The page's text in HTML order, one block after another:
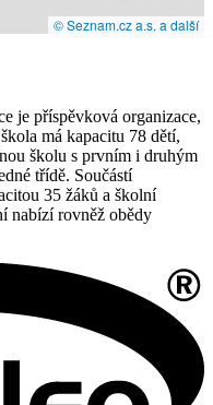
© Seznam.cz a.s. a další
je příspěvková organizace,
má kapacitu 78 dětí,
školu s prvním i druhým
třídě. Součástí
35 žáků a školní
nabízí rovněž obědy